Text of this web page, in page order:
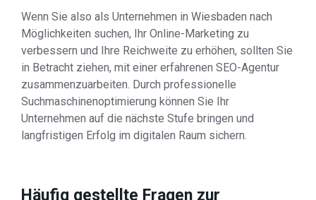
Wenn Sie also als Unternehmen in Wiesbaden nach
Möglichkeiten suchen, Ihr Online-Marketing zu
verbessern und Ihre Reichweite zu erhöhen, sollten Sie
in Betracht ziehen, mit einer erfahrenen SEO-Agentur
zusammenzuarbeiten. Durch professionelle
Suchmaschinenoptimierung können Sie Ihr
Unternehmen auf die nächste Stufe bringen und
langfristigen Erfolg im digitalen Raum sichern.
Häufig gestellte Fragen zur